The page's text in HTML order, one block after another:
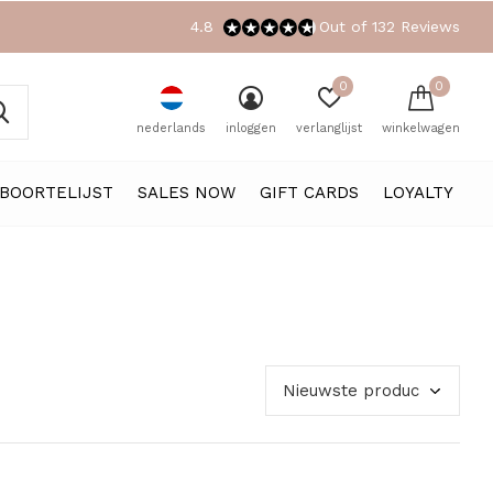
SALES NOW GIFT CARDS LOYALTY
nederlands inloggen verlanglijst
0
winkelwagen
0
4.8 Out of 132 Reviews